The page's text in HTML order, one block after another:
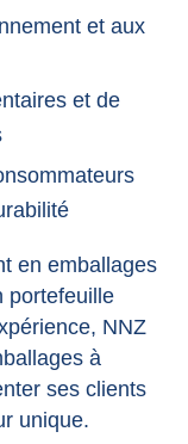
et aux
et de
en emballages
portefeuille
NNZ
à
ses clients
unique.